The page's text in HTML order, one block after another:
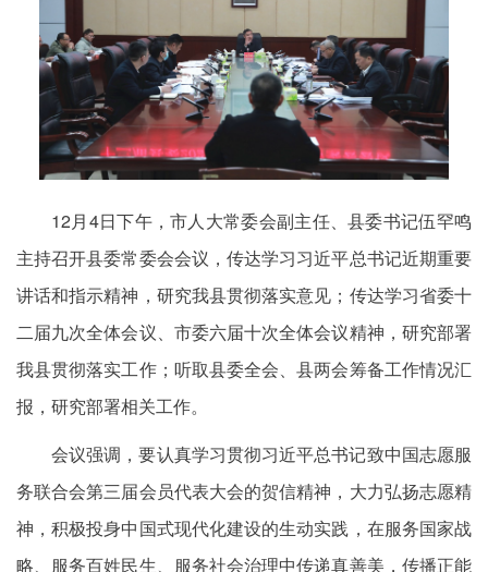
12月4日下午，市人大常委会副主任、县委书记伍罕鸣
主持召开县委常委会会议，传达学习习近平总书记近期重要
讲话和指示精神，研究我县贯彻落实意见；传达学习省委十
二届九次全体会议、市委六届十次全体会议精神，研究部署
我县贯彻落实工作；听取县委全会、县两会筹备工作情况汇
报，研究部署相关工作。
会议强调，要认真学习贯彻习近平总书记致中国志愿服
务联合会第三届会员代表大会的贺信精神，大力弘扬志愿精
神，积极投身中国式现代化建设的生动实践，在服务国家战
略、服务百姓民生、服务社会治理中传递真善美，传播正能